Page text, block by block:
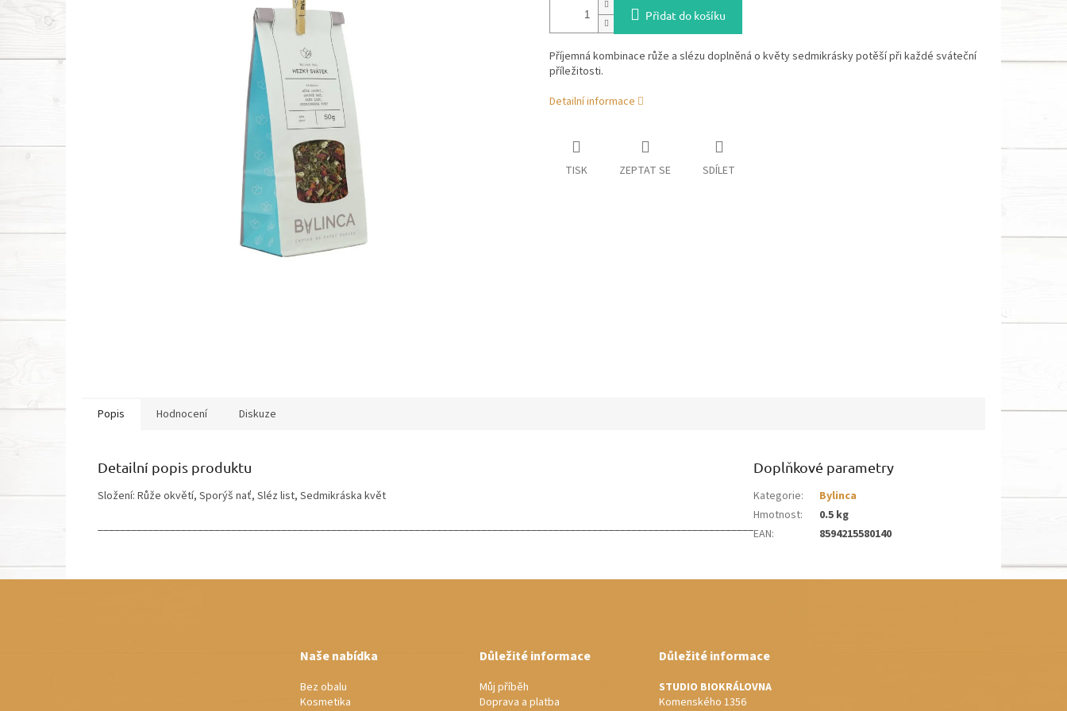
Přidat do košíku
Příjemná kombinace růže a slézu doplněná o květy sedmikrásky potěší při každé sváteční
příležitosti.
Detailní informace
TISK ZEPTAT SE SDÍLET
Popis Hodnocení Diskuze
Detailní popis produktu
Složení: Růže okvětí, Sporýš nať, Sléz list, Sedmikráska květ
______________________________________________________________________________________________________________________
Doplňkové parametry
Kategorie:
Bylinca
Hmotnost:
0.5 kg
EAN: 8594215580140
Naše nabídka
Bez obalu
Kosmetika
Důležité informace
Můj příběh
Doprava a platba
Důležité informace
STUDIO BIOKRÁLOVNA
Komenského 1356